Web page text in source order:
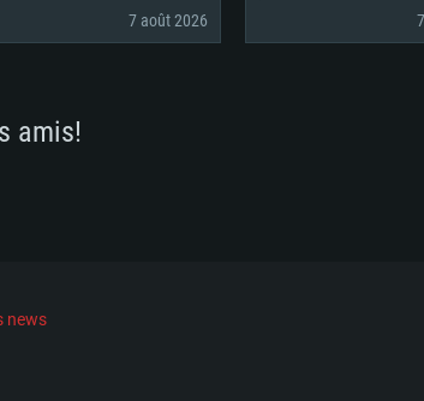
7 août 2026
amis!
news